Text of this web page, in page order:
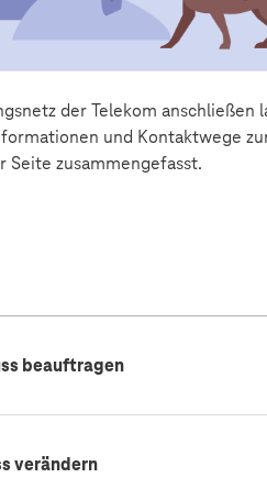
der Telekom anschließen
und Kontaktwege
Seite zusammengefasst.
beauftragen
verändern